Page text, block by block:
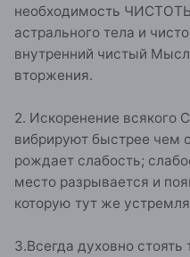
необходимость ЧИСТОТЫ
астрального тела и
внутренний чистый
вторжения.
2. Искоренение
вибрируют быстрее чем
рождает слабость;
место разрывается и
которую тут же
3.Всегда духовно